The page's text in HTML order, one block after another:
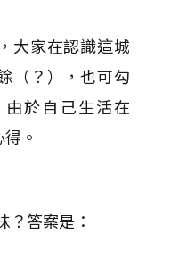
大家在認識這城
（？），也可勾
於自己生活在
。
？答案是：